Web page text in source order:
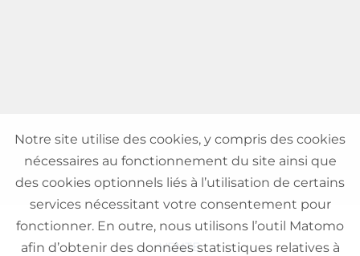
VENTE
Notre site utilise des cookies, y compris des cookies
nécessaires au fonctionnement du site ainsi que
des cookies optionnels liés à l’utilisation de certains
services nécessitant votre consentement pour
fonctionner. En outre, nous utilisons l’outil Matomo
afin d’obtenir des données statistiques relatives à